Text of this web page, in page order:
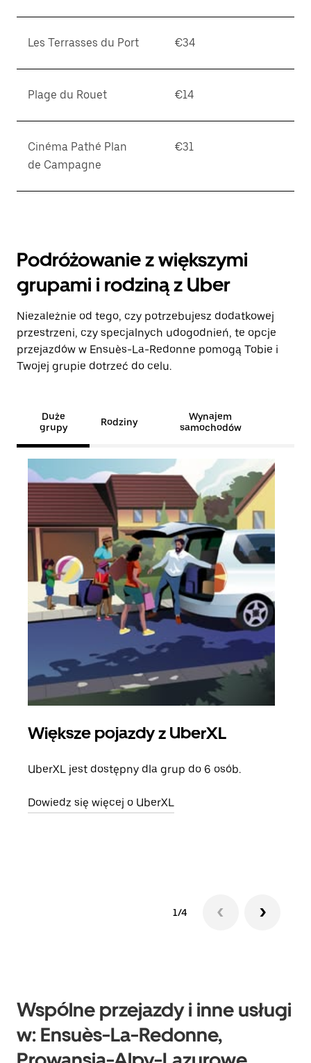
Les Terrasses du Port €34
Plage du Rouet €14
Cinéma Pathé Plan
de Campagne
€31
Podróżowanie z większymi
grupami i rodziną z Uber
Niezależnie od tego, czy potrzebujesz dodatkowej
przestrzeni, czy specjalnych udogodnień, te opcje
przejazdów w Ensuès-La-Redonne pomogą Tobie i
Twojej grupie dotrzeć do celu.
Duże
grupy
Rodziny
Wynajem
samochodów
Większe pojazdy z UberXL
UberXL jest dostępny dla grup do 6 osób.
Dowiedz się więcej o UberXL
1/4
Wspólne przejazdy i inne usługi
w: Ensuès-La-Redonne,